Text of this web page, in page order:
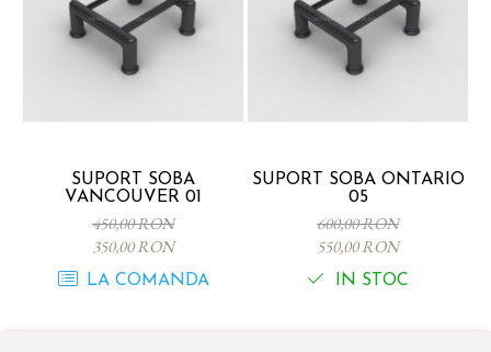
SUPORT SOBA
VANCOUVER 01
450,00 RON
350,00 RON
LA COMANDA
SUPORT SOBA ONTARIO
05
600,00 RON
550,00 RON
IN STOC